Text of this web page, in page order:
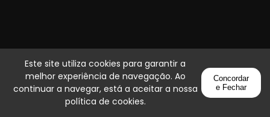
Este site utiliza cookies para garantir a
melhor experiência de navegação. Ao
continuar a navegar, está a aceitar a nossa
política de cookies.
Concordar
e Fechar